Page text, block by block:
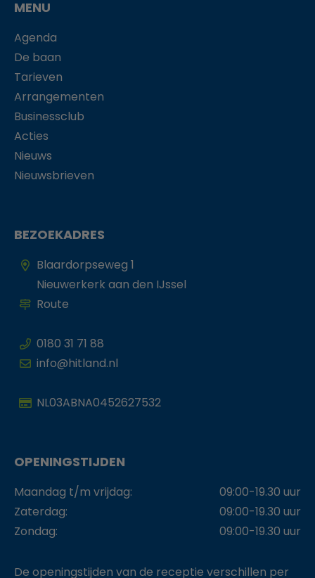
MENU
Agenda
De baan
Tarieven
Arrangementen
Businessclub
Acties
Nieuws
Nieuwsbrieven
BEZOEKADRES
Blaardorpseweg 1
Nieuwerkerk aan den IJssel
Route
0180 31 71 88
info@hitland.nl
NL03ABNA0452627532
OPENINGSTIJDEN
Maandag t/m vrijdag:
09:00-19.30 uur
Zaterdag:
09:00-19.30 uur
Zondag:
09:00-19.30 uur
De openingstijden van de receptie verschillen per